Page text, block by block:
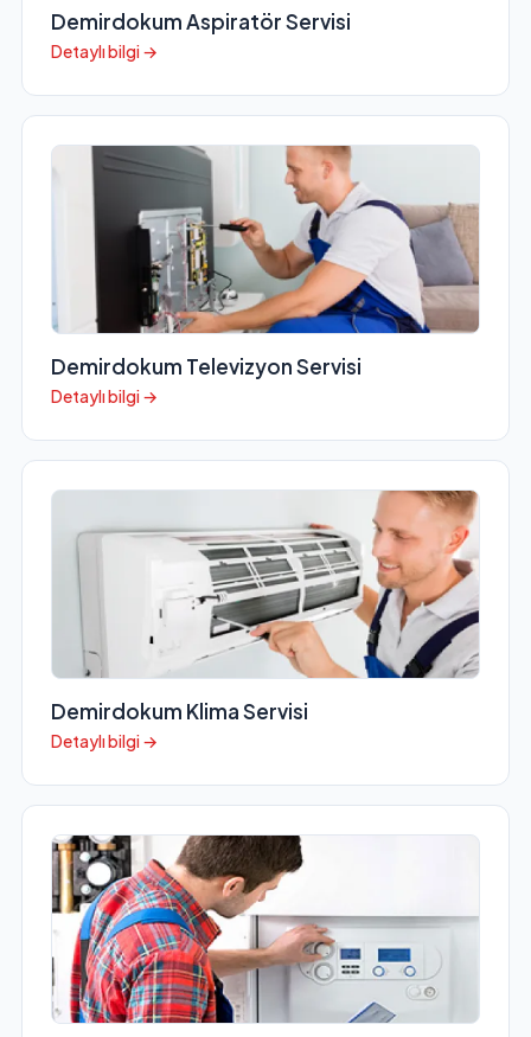
Demirdokum Aspiratör Servisi
Detaylı bilgi →
Demirdokum Televizyon Servisi
Detaylı bilgi →
Demirdokum Klima Servisi
Detaylı bilgi →